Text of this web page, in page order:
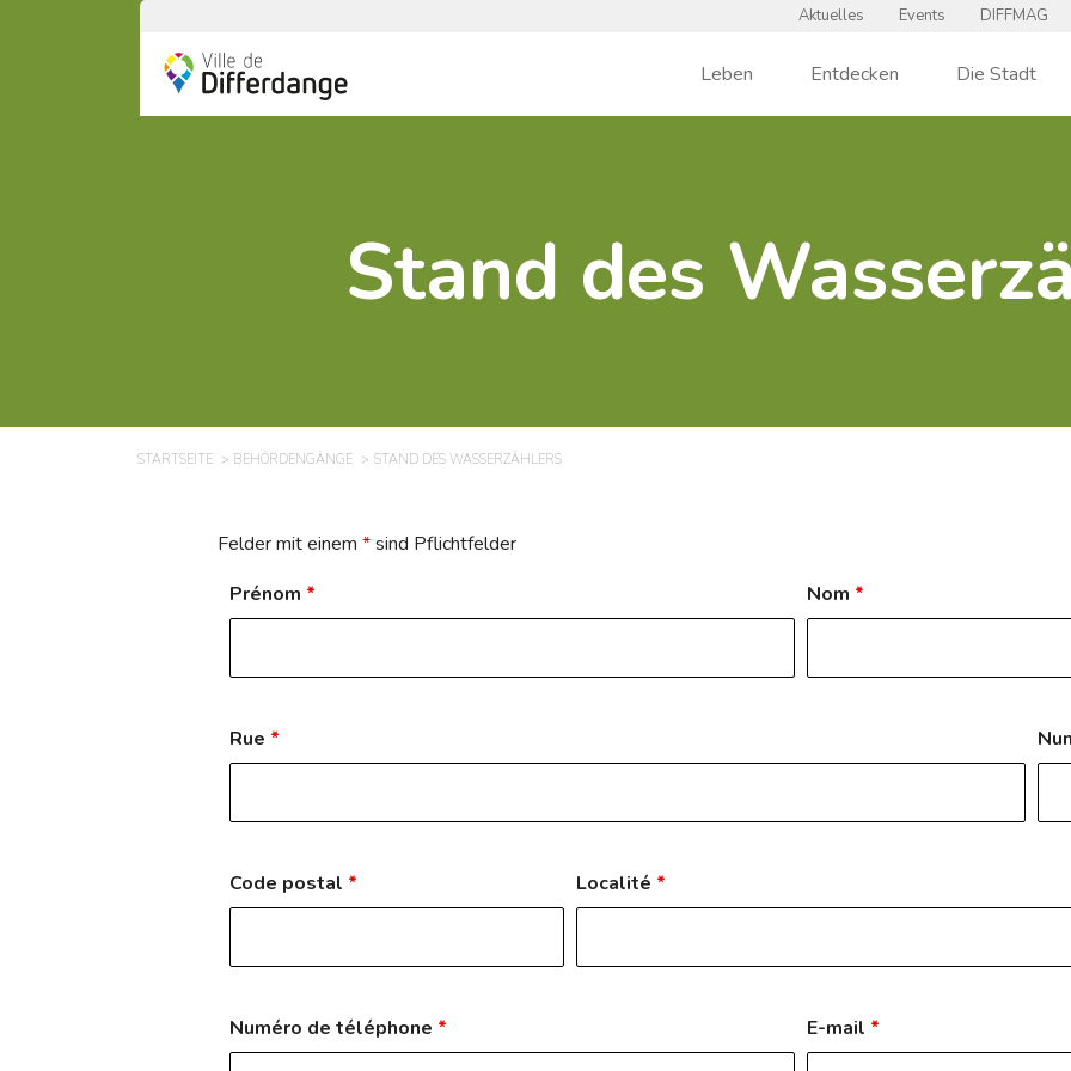
Aktuelles Events DIFFMAG
Leben Entdecken Die Stadt
Stand des
STARTSEITE BEHÖRDENGÄNGE STAND DES WASSERZÄHLERS
Felder mit einem*sind Pflichtfelder
Prénom * Nom *
Rue *
Code postal * Localité *
Numéro de téléphone * E-mail *